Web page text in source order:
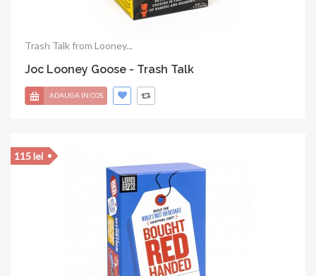
Trash Talk from Looney...
Joc Looney Goose - Trash Talk
ADAUGA IN COS
115 lei